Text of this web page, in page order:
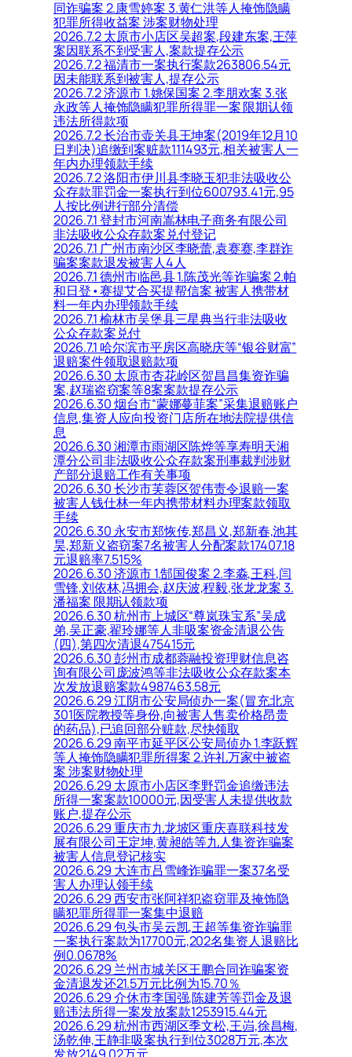
同诈骗案 2.康雪婷案 3.黄仁洪等人掩饰隐瞒
犯罪所得收益案 涉案财物处理
2026.7.2 太原市小店区吴超案,段建东案,王萍
案因联系不到受害人,案款提存公示
2026.7.2 福清市一案执行案款263806.54元
因未能联系到被害人,提存公示
2026.7.2 济源市 1.姚保国案 2.李朋欢案 3.张
永政等人掩饰隐瞒犯罪所得罪一案 限期认领
违法所得款项
2026.7.2 长治市壶关县王坤案(2019年12月10
日判决)追缴到案赃款111493元,相关被害人一
年内办理领款手续
2026.7.2 洛阳市伊川县李晓玉犯非法吸收公
众存款罪罚金一案执行到位600793.41元,95
人按比例进行部分清偿
2026.7.1 登封市河南嵩林电子商务有限公司
非法吸收公众存款案兑付登记
2026.7.1 广州市南沙区李晓蕾,袁赛赛,李群诈
骗案案款退发被害人4人
2026.7.1 德州市临邑县 1.陈茂光等诈骗案 2.帕
和日登•赛提艾合买提帮信案 被害人携带材
料一年内办理领款手续
2026.7.1 榆林市吴堡县三星典当行非法吸收
公众存款案兑付
2026.7.1 哈尔滨市平房区高晓庆等“银谷财富”
退赔案件领取退赔款项
2026.6.30 太原市杏花岭区贺昌昌集资诈骗
案,赵瑞盗窃案等8案案款提存公示
2026.6.30 烟台市“蒙娜蔓菲案”采集退赔账户
信息,集资人应向投资门店所在地法院提供信
息
2026.6.30 湘潭市雨湖区陈烨等享寿明天湘
潭分公司非法吸收公众存款案刑事裁判涉财
产部分退赔工作有关事项
2026.6.30 长沙市芙蓉区贺伟责令退赔一案
被害人钱仕林一年内携带材料办理案款领取
手续
2026.6.30 永安市郑恢传,郑昌义,郑新春,池其
昊,郑新义盗窃案7名被害人分配案款17407.18
元退赔率7.515%
2026.6.30 济源市 1.郜国俊案 2.李淼,王科,闫
雪锋,刘依林,冯拥会,赵庆波,程毅,张龙龙案 3.
潘福案 限期认领款项
2026.6.30 杭州市上城区“尊岚珠宝系”吴成
弟,吴正豪,翟玲娜等人非吸案资金清退公告
(四),第四次清退475415元
2026.6.30 彭州市成都蓉融投资理财信息咨
询有限公司庞波鸿等非法吸收公众存款案本
次发放退赔案款4987463.58元
2026.6.29 江阴市公安局侦办一案(冒充北京
301医院教授等身份,向被害人售卖价格昂贵
的药品),已追回部分赃款,尽快领取
2026.6.29 南平市延平区公安局侦办 1.李跃辉
等人掩饰隐瞒犯罪所得案 2.许礼万家中被盗
案 涉案财物处理
2026.6.29 太原市小店区李野罚金追缴违法
所得一案案款10000元,因受害人未提供收款
账户,提存公示
2026.6.29 重庆市九龙坡区重庆喜联科技发
展有限公司王定坤,黄昶皓等九人集资诈骗案
被害人信息登记核实
2026.6.29 大连市吕雪峰诈骗罪一案37名受
害人办理认领手续
2026.6.29 西安市张阿祥犯盗窃罪及掩饰隐
瞒犯罪所得罪一案集中退赔
2026.6.29 包头市吴云凯,王超等集资诈骗罪
一案执行案款为17700元,202名集资人退赔比
例0.0678%
2026.6.29 兰州市城关区王鹏合同诈骗案资
金清退发还21.5万元比例为15.70％
2026.6.29 介休市李国强,陈建芳等罚金及退
赔违法所得一案发放案款1253915.44元
2026.6.29 杭州市西湖区季文松,王岿,徐昌梅,
汤乾伸,王静非吸案执行到位3028万元,本次